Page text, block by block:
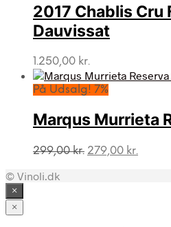
2017 Chablis
Dauvissat
1.250,00 kr.
På Udsalg! 7%
Marqus Murrieta
299,00kr. Den
279,00 kr.
© Vinoli.dk
×
×